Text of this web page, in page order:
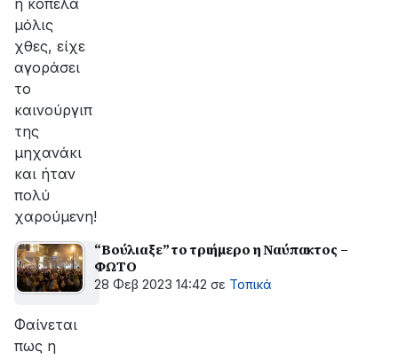
η κοπέλα
μόλις
χθες, είχε
αγοράσει
το
καινούργιπ
της
μηχανάκι
και ήταν
πολύ
χαρούμενη!
“Βούλιαξε” το τριήμερο η Ναύπακτος –
ΦΩΤΟ
28 Φεβ 2023 14:42 σε Τοπικά
Φαίνεται
πως η